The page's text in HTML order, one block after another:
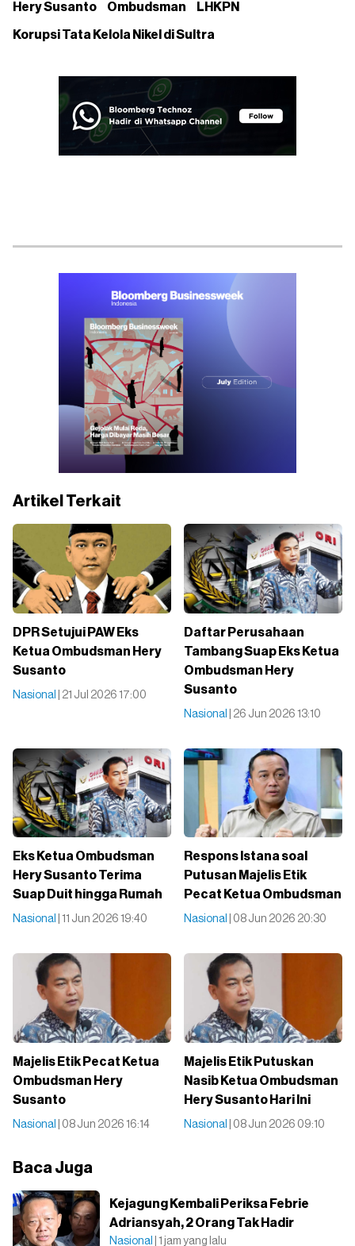
Hery Susanto Ombudsman LHKPN
Korupsi Tata Kelola Nikel di Sultra
Artikel Terkait
DPR Setujui PAW Eks
Ketua Ombudsman Hery
Susanto
Nasional | 21 Jul 2026 17:00
Daftar Perusahaan
Tambang Suap Eks Ketua
Ombudsman Hery
Susanto
Nasional | 26 Jun 2026 13:10
Eks Ketua Ombudsman
Hery Susanto Terima
Suap Duit hingga Rumah
Nasional | 11 Jun 2026 19:40
Respons Istana soal
Putusan Majelis Etik
Pecat Ketua Ombudsman
Nasional | 08 Jun 2026 20:30
Majelis Etik Pecat Ketua
Ombudsman Hery
Susanto
Nasional | 08 Jun 2026 16:14
Majelis Etik Putuskan
Nasib Ketua Ombudsman
Hery Susanto Hari Ini
Nasional | 08 Jun 2026 09:10
Baca Juga
Kejagung Kembali Periksa Febrie
Adriansyah, 2 Orang Tak Hadir
Nasional | 1 jam yang lalu